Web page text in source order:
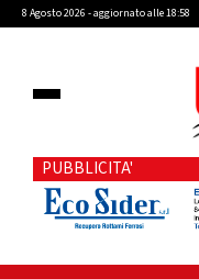
8 Agosto 2026 - aggiornato alle 18:58
PUBBLICITA'